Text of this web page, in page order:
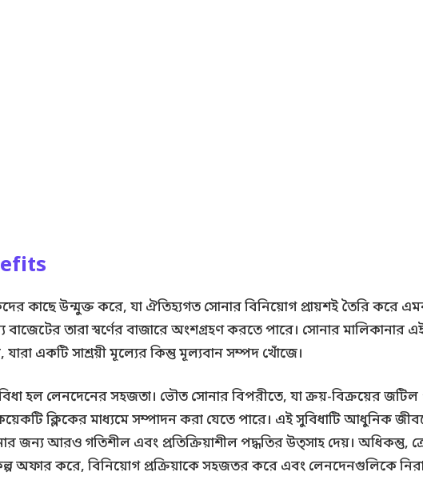
কাছে উন্মুক্ত করে, যা ঐতিহ্যগত সোনার বিনিয়োগ প্রায়শই তৈরি করে এমন
বাজেটের তারা স্বর্ণের বাজারে অংশগ্রহণ করতে পারে। সোনার মালিকানার
একটি সাশ্রয়ী মূল্যের কিন্তু মূল্যবান সম্পদ খোঁজে।
হল লেনদেনের সহজতা। ভৌত সোনার বিপরীতে, যা ক্রয়-বিক্রয়ের জটিল
ক্লিকের মাধ্যমে সম্পাদন করা যেতে পারে। এই সুবিধাটি আধুনিক
জন্য আরও গতিশীল এবং প্রতিক্রিয়াশীল পদ্ধতির উত্সাহ দেয়। অধিকন্তু,
অফার করে, বিনিয়োগ প্রক্রিয়াকে সহজতর করে এবং লেনদেনগুলিকে